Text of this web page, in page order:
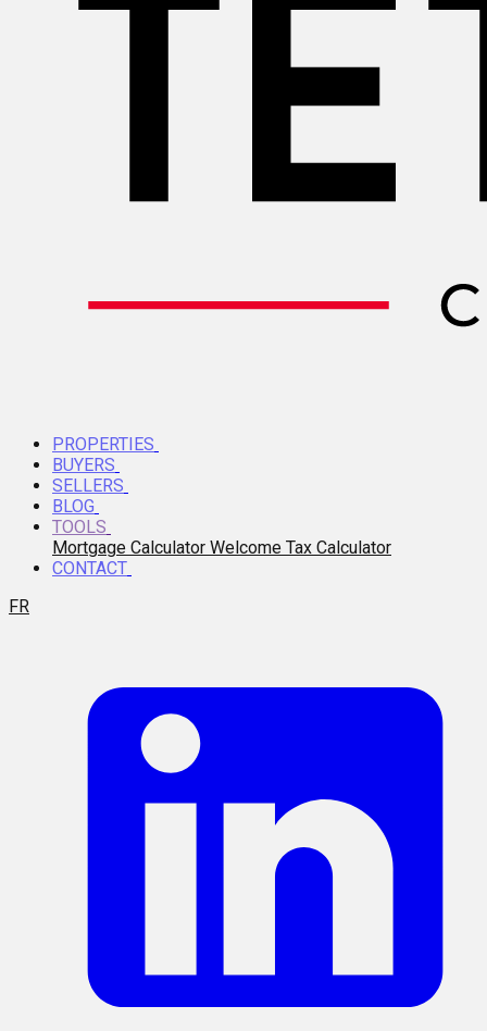
PROPERTIES
BUYERS
SELLERS
BLOG
TOOLS
Mortgage Calculator Welcome Tax Calculator
CONTACT
FR